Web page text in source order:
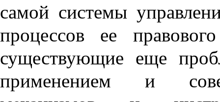
самой системы
процессов ее
существующие еще
применением и